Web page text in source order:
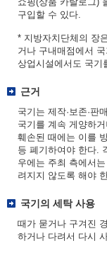
구입할 수 있다.
* 지방자치단체의 장
거나 구내매점에서
상업시설에서도 국기
근거
국기는 제작·보존·판
국기를 계속 게양하
훼손된 때에는 이를
등 폐기하여야 한다.
우에는 주최 측에서
려지지 않도록 해야
국기의 세탁 사용
때가 묻거나 구겨진
하거나 다려서 다시